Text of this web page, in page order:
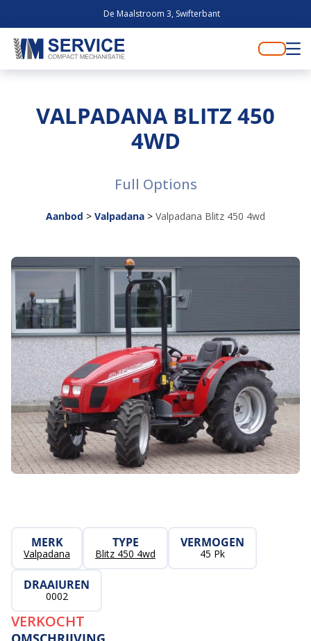
De Maalstroom 3, Swifterbant
VALPADANA BLITZ 450
4WD
Full Options
Aanbod > Valpadana > Valpadana Blitz 450 4wd
MERK
Valpadana
TYPE
Blitz 450 4wd
VERMOGEN
45 Pk
DRAAIUREN
0002
VERKOCHT